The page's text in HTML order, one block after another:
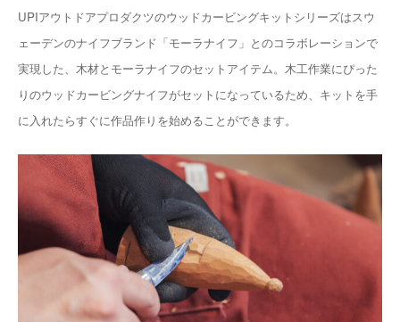
UPIアウトドアプロダクツのウッドカービングキットシリーズはスウ
ェーデンのナイフブランド「モーラナイフ」とのコラボレーションで
実現した、木材とモーラナイフのセットアイテム。木工作業にぴった
りのウッドカービングナイフがセットになっているため、キットを手
に入れたらすぐに作品作りを始めることができます。